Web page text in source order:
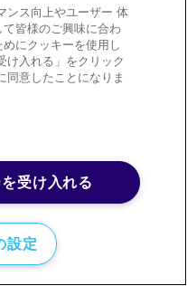
ア・グループ
policyTerms of use
Contact usSupport
ンス向上やユーザー 体
皆様のご興味に合わ
にクッキーを使用し
け入れる」をクリック
同意したことになりま
受け入れる
設定